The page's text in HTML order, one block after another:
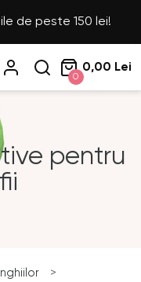
de peste 150 lei!
0
0,00 Lei
pentru
>